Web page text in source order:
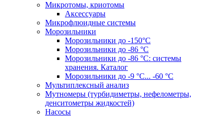
Микротомы, криотомы
Аксессуары
Микрофлюидные системы
Морозильники
Морозильники до -150°С
Морозильники до -86 °C
Морозильники до -86 °C: системы
хранения. Каталог
Морозильники до -9 °C... -60 °C
Мультиплексный анализ
Мутномеры (турбидиметры, нефелометры,
денситометры жидкостей)
Насосы